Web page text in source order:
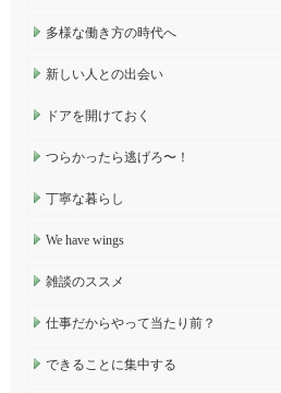
多様な働き方の時代へ
新しい人との出会い
ドアを開けておく
つらかったら逃げろ〜！
丁寧な暮らし
We have wings
雑談のススメ
仕事だからやって当たり前？
できることに集中する